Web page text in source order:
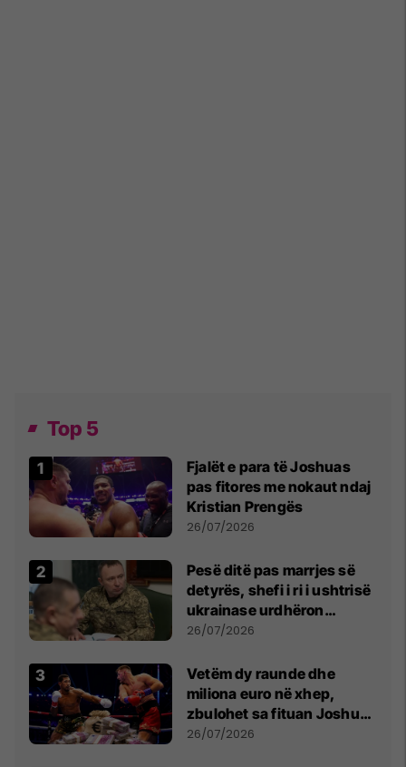
Top 5
Fjalët e para të Joshuas
pas fitores me nokaut ndaj
Kristian Prengës
26/07/2026
Pesë ditë pas marrjes së
detyrës, shefi i ri i ushtrisë
ukrainase urdhëron
kontroll të madh
26/07/2026
Vetëm dy raunde dhe
miliona euro në xhep,
zbulohet sa fituan Joshua
e Prenga
26/07/2026